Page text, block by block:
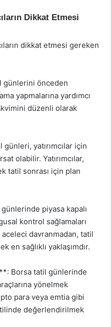
Dikkat Etmesi
dikkat etmesi gereken
günlerini önceden
yapmalarına yardımcı
düzenli olarak
yatırımcılar için
olabilir. Yatırımcılar,
tatil sonrası için plan
piyasa kapalı
kontrol sağlamaları
davranmadan, tatil
en sağlıklı yaklaşımdır.
Borsa tatil günlerinde
yönelmek
para veya emtia gibi
değerlendirilmek